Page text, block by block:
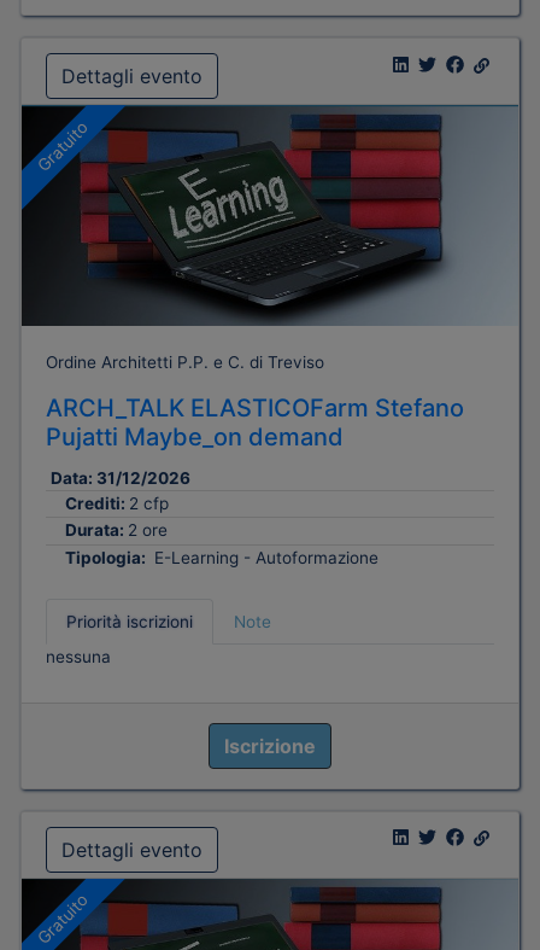
Dettagli evento
Gratuito
Ordine Architetti P.P. e C. di Treviso
ARCH_TALK ELASTICOFarm Stefano
Pujatti Maybe_on demand
Data: 31/12/2026
Crediti: 2 cfp
Durata: 2 ore
Tipologia: E-Learning - Autoformazione
Priorità iscrizioni
Note
nessuna
Iscrizione
Dettagli evento
Gratuito